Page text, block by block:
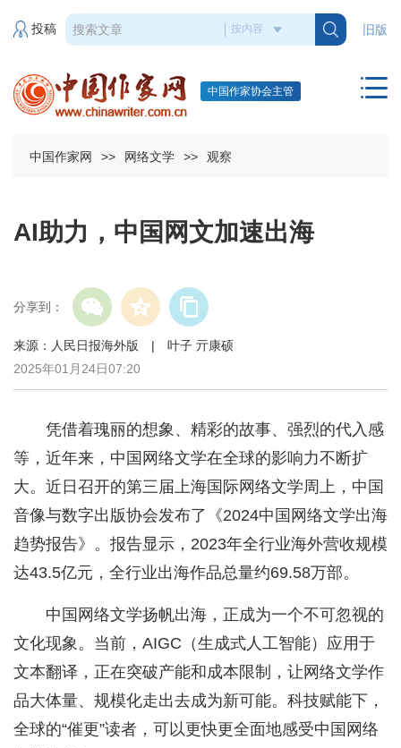
旧版
投稿
中国作家协会主管
中国作家网 >> 网络文学 >> 观察
AI助力，中国网文加速出海
分享到：
来源：人民日报海外版 | 叶子 亓康硕
2025年01月24日07:20
凭借着瑰丽的想象、精彩的故事、强烈的代入感
等，近年来，中国网络文学在全球的影响力不断扩
大。近日召开的第三届上海国际网络文学周上，中国
音像与数字出版协会发布了《2024中国网络文学出海
趋势报告》。报告显示，2023年全行业海外营收规模
达43.5亿元，全行业出海作品总量约69.58万部。
中国网络文学扬帆出海，正成为一个不可忽视的
文化现象。当前，AIGC（生成式人工智能）应用于
文本翻译，正在突破产能和成本限制，让网络文学作
品大体量、规模化走出去成为新可能。科技赋能下，
全球的“催更”读者，可以更快更全面地感受中国网络